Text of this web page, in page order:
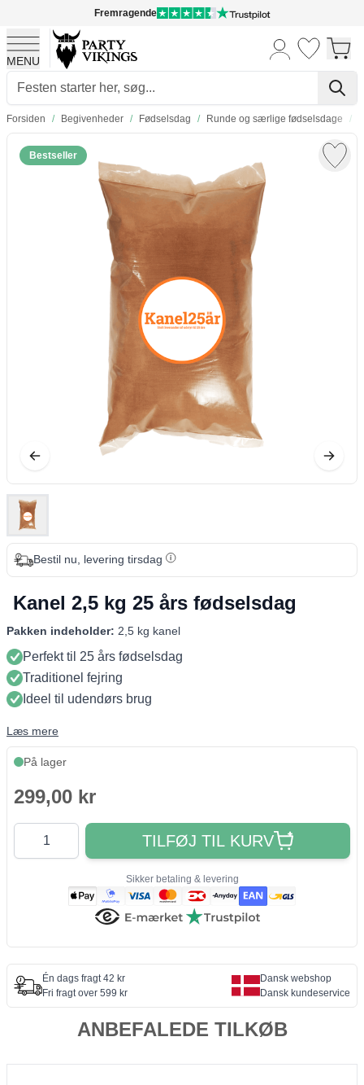
Fremragende
MENU
Skip to Content
Forsiden / Begivenheder / Fødselsdag / Runde og særlige fødselsdage /
Bestseller
Bestil nu, levering tirsdag
Kanel 2,5 kg 25 års fødselsdag
Pakken indeholder: 2,5 kg kanel
Perfekt til 25 års fødselsdag
Traditionel fejring
Ideel til udendørs brug
Læs mere
På lager
299,00 kr
Antal
TILFØJ TIL KURV
Sikker betaling & levering
Én dags fragt 42 kr
Fri fragt over 599 kr
Dansk webshop
Dansk kundeservice
ANBEFALEDE TILKØB